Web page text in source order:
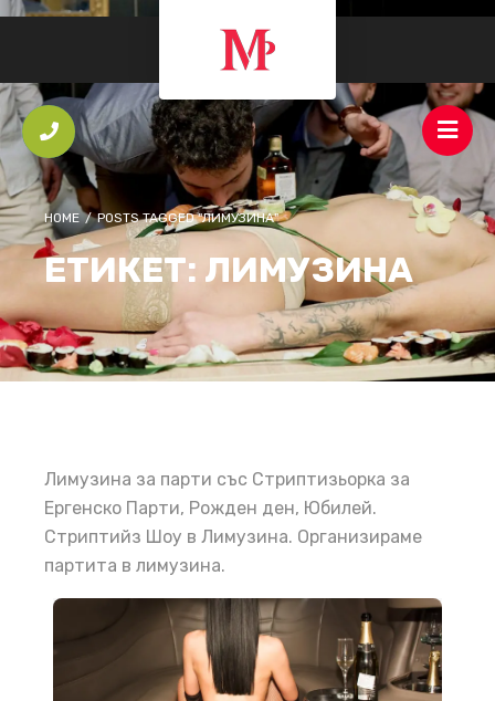
HOME / POSTS TAGGED "ЛИМУЗИНА"
ЕТИКЕТ: ЛИМУЗИНА
Лимузина за парти със Стриптизьорка за
Ергенско Парти, Рожден ден, Юбилей.
Стриптийз Шоу в Лимузина. Организираме
партита в лимузина.